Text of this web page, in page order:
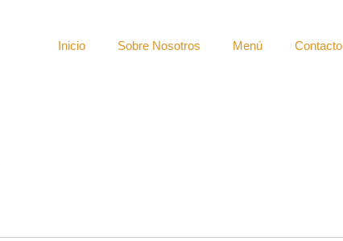
Inicio Sobre Nosotros Menú Contacto